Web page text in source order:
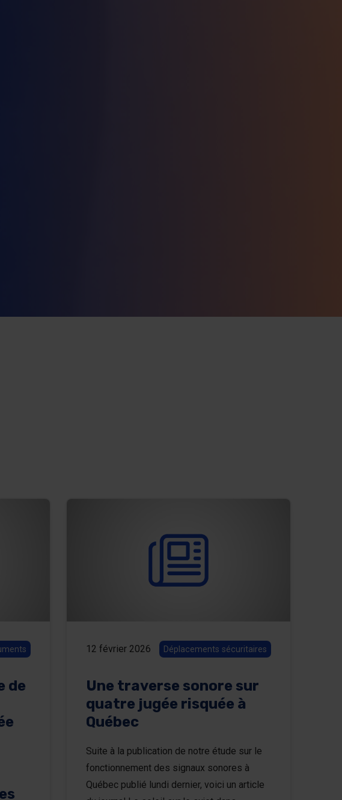
de
12 février 2026 Déplacements sécuritaires
Une traverse sonore sur
quatre jugée risquée à
Québec
Suite à la publication de notre étude sur le
fonctionnement des signaux sonores à
Québec publié lundi dernier, voici un article